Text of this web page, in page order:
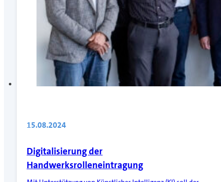
15.08.2024
Digitalisierung der
Handwerksrolleneintragung